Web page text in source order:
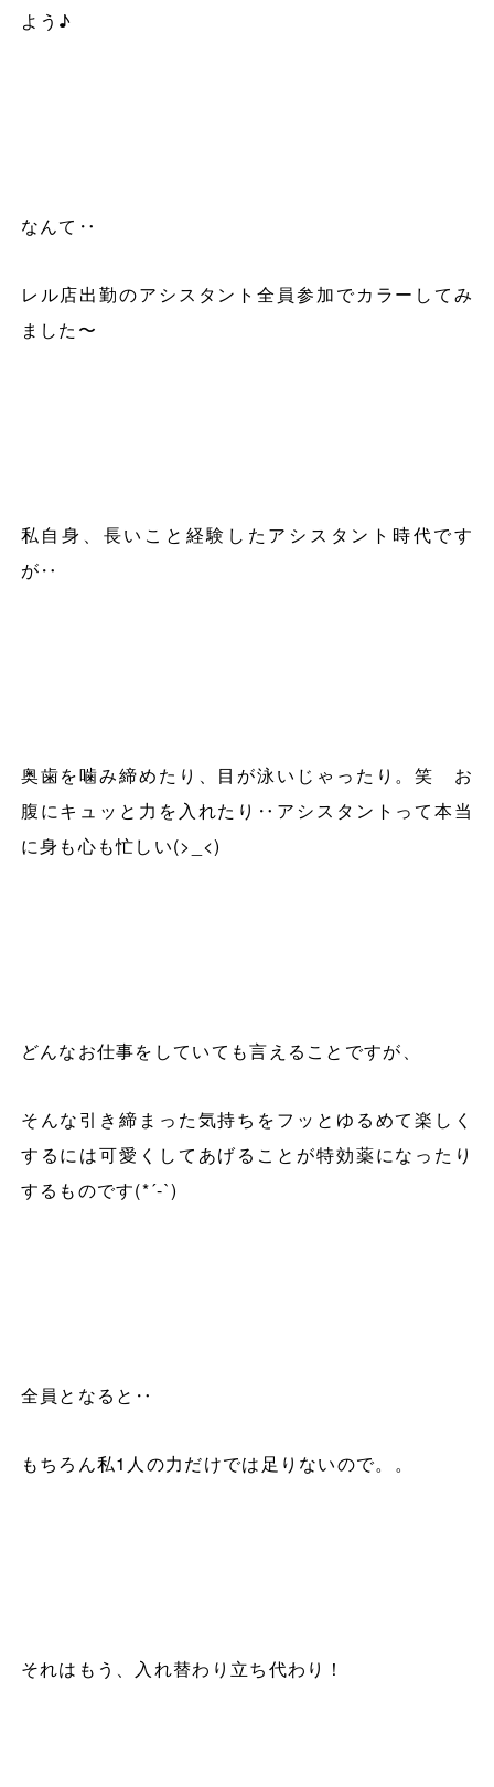
よう♪
なんて‥
レル店出勤のアシスタント全員参加でカラーしてみ
ました〜
私自身、長いこと経験したアシスタント時代です
が‥
奥歯を噛み締めたり、目が泳いじゃったり。笑 お
腹にキュッと力を入れたり‥アシスタントって本当
に身も心も忙しい(>_<)
どんなお仕事をしていても言えることですが、
そんな引き締まった気持ちをフッとゆるめて楽しく
するには可愛くしてあげることが特効薬になったり
するものです(*´-`)
全員となると‥
もちろん私1 人の力だけでは足りないので。。
それはもう、入れ替わり立ち代わり！